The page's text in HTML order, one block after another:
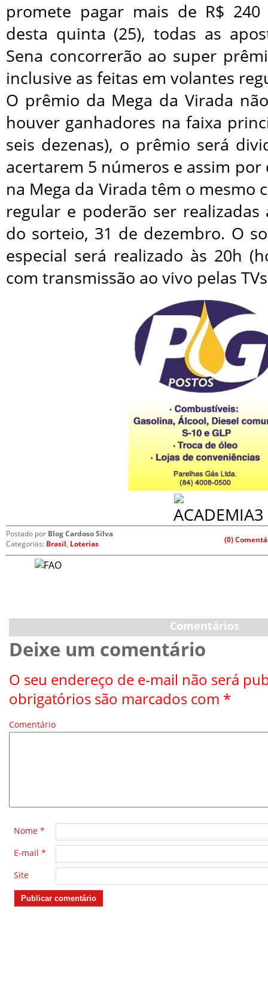
promete pagar mais de R$
desta quinta (25), todas as
Sena concorrerão ao super
inclusive as feitas em volantes
O prêmio da Mega da Virada
houver ganhadores na faixa
seis dezenas), o prêmio será
acertarem 5 números e assim por
na Mega da Virada têm o mesmo
regular e poderão ser
do sorteio, 31 de dezembro. O
especial será realizado às 20h
com transmissão ao vivo pelas
Postado por Blog Cardoso Silva
Categorias: Brasil, Loterias (0)
Comentários
Deixe um comentário
O seu endereço de e-mail não será
obrigatórios são marcados com *
Comentário
Nome *
E-mail *
Site